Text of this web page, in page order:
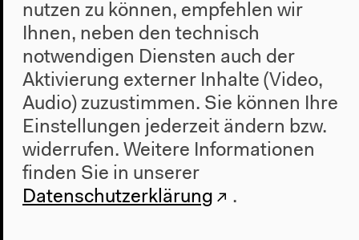
nutzen zu können, empfehlen wir
Ihnen, neben den technisch
notwendigen Diensten auch der
Aktivierung externer Inhalte (Video,
Audio) zuzustimmen. Sie können Ihre
Einstellungen jederzeit ändern bzw.
widerrufen. Weitere Informationen
finden Sie in unserer
Datenschutzerklärung
.